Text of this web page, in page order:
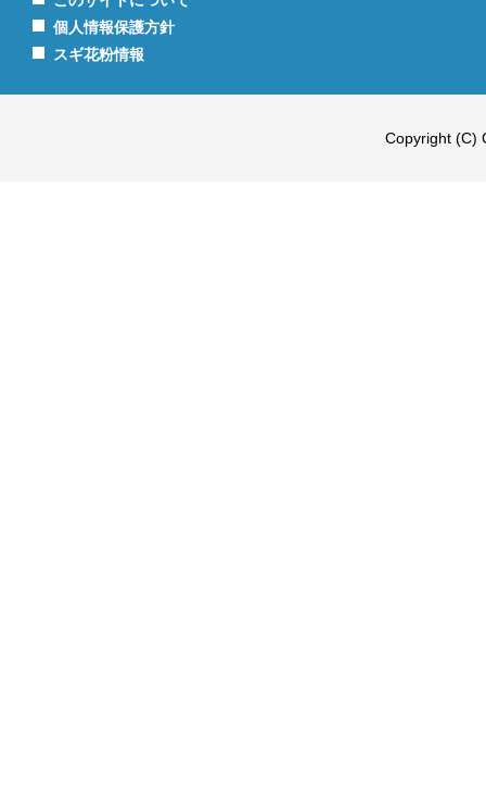
個人情報保護方針
スギ花粉情報
Copyright (C)